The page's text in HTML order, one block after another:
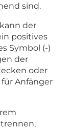
sind.
der
positives
Symbol (-)
der
oder
Anfänger